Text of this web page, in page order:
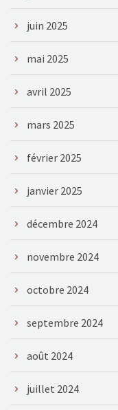
juin 2025
mai 2025
avril 2025
mars 2025
février 2025
janvier 2025
décembre 2024
novembre 2024
octobre 2024
septembre 2024
août 2024
juillet 2024